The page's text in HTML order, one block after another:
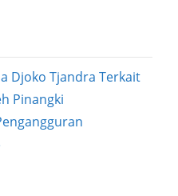
Djoko Tjandra Terkait
Pinangki